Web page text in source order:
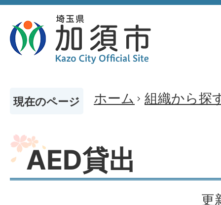
現在のページ ホーム 組織から探
AED貸出
更